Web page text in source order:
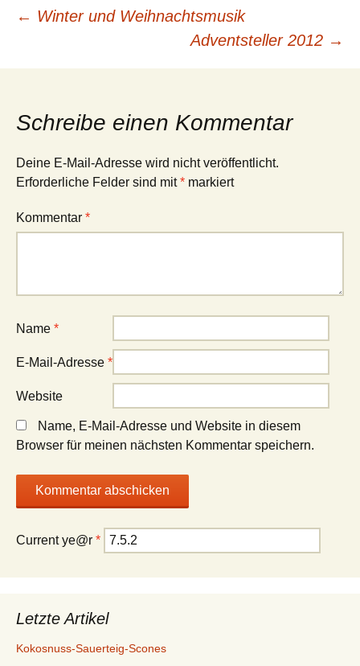
Beitragsnavigation
← Winter und Weihnachtsmusik
Adventsteller 2012 →
Schreibe einen Kommentar
Deine E-Mail-Adresse wird nicht veröffentlicht.
Erforderliche Felder sind mit* markiert
Kommentar *
Name *
E-Mail-Adresse *
Website
Name, E-Mail-Adresse und Website in diesem
Browser für meinen nächsten Kommentar speichern.
Current ye@r *
Letzte Artikel
Kokosnuss-Sauerteig-Scones